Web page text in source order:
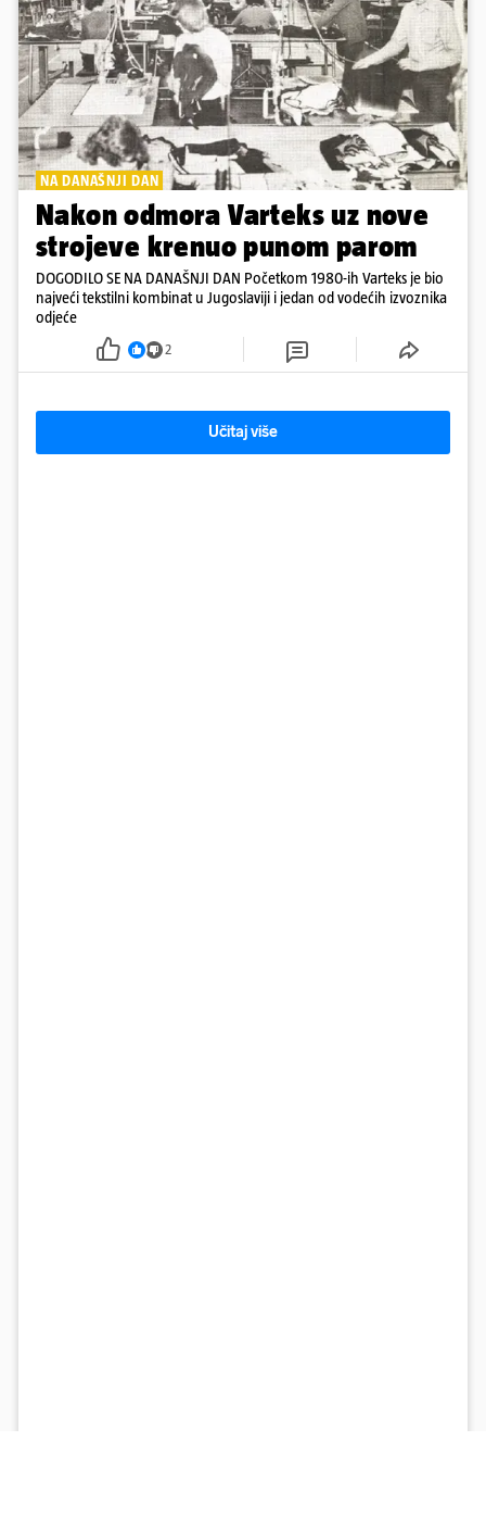
NA DANAŠNJI DAN
Nakon odmora Varteks uz nove
strojeve krenuo punom parom
DOGODILO SE NA DANAŠNJI DAN Početkom 1980-ih Varteks je bio
najveći tekstilni kombinat u Jugoslaviji i jedan od vodećih izvoznika
odjeće
2
Učitaj više